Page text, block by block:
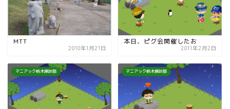
MTT
2010年1月21日
本日、ピグ会開催したお
2011年2月2日
マニアック栃木探訪部 マニアック栃木探訪部